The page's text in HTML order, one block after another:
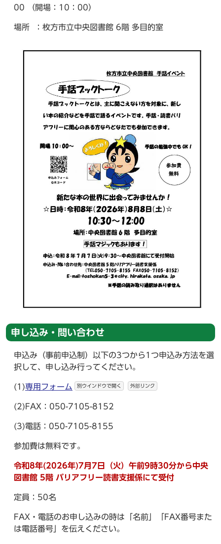
00 （開場：10：00）
場所 ：枚方市立中央図書館 6階 多目的室
申し込み・問い合わせ
申込み（事前申込制）以下の3つから1つ申込み方法を選
択して、申し込み行ってください。
(1)専用フォーム 別ウインドウで開く 外部リンク
(2)FAX：050-7105-8152
(3)電話：050-7105-8155
参加費は無料です。
令和8年(2026年)7月7日（火）午前9時30分から中央
図書館 5階 バリアフリー読書支援係にて受付
定員：50名
FAX・電話のお申し込みの時は「名前」「FAX番号また
は電話番号」を伝えください。